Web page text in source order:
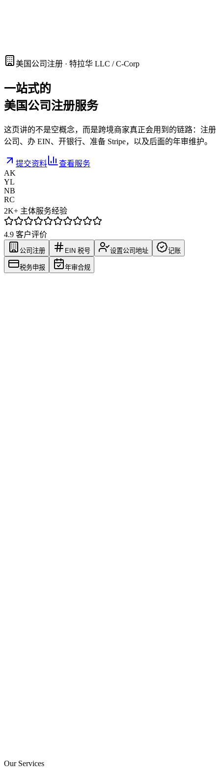
美国公司注册 · 特拉华 LLC / C-Corp
一站式的
美国公司注册服务
这页讲的不是空概念，而是跨境商家真正会用到的链路：注册
公司、办 EIN、开银行、准备 Stripe，以及后面的年审维护。
提交资料
查看服务
AK
YL
NB
RC
2K+ 主体服务经验
4.9 客户评价
公司注册 EIN 税号 设置公司地址 记账
税务申报 年审合规
Our Services